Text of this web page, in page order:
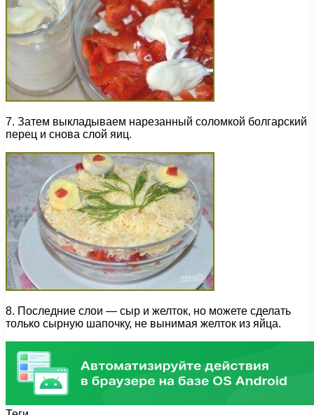
7. Затем выкладываем нарезанный соломкой болгарский
перец и снова слой яиц.
8. Последние слои — сыр и желток, но можете сделать
только сырную шапочку, не вынимая желток из яйца.